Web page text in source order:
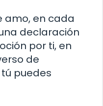
amo, en cada
declaración
por ti, en
de
puedes